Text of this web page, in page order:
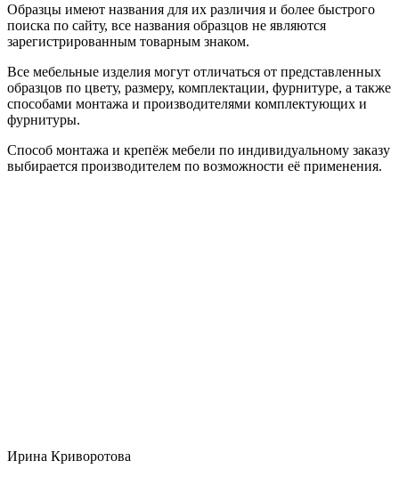
Образцы имеют названия для их различия и более быстрого
поиска по сайту, все названия образцов не являются
зарегистрированным товарным знаком.
Все мебельные изделия могут отличаться от представленных
образцов по цвету, размеру, комплектации, фурнитуре, а также
способами монтажа и производителями комплектующих и
фурнитуры.
Способ монтажа и крепёж мебели по индивидуальному заказу
выбирается производителем по возможности её применения.
Ирина Криворотова